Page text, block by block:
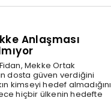
Anlaşması
Mekke Ortak
dosta güven verdiğini
kimseyi hedef almadığını
hiçbir ülkenin hedefte